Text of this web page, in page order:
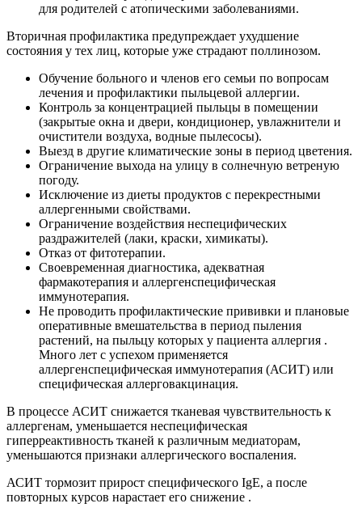
для родителей с атопическими заболеваниями.
Вторичная профилактика предупреждает ухудшение
состояния у тех лиц, которые уже страдают поллинозом.
Обучение больного и членов его семьи по вопросам
лечения и профилактики пыльцевой аллергии.
Контроль за концентрацией пыльцы в помещении
(закрытые окна и двери, кондиционер, увлажнители и
очистители воздуха, водные пылесосы).
Выезд в другие климатические зоны в период цветения.
Ограничение выхода на улицу в солнечную ветреную
погоду.
Исключение из диеты продуктов с перекрестными
аллергенными свойствами.
Ограничение воздействия неспецифических
раздражителей (лаки, краски, химикаты).
Отказ от фитотерапии.
Своевременная диагностика, адекватная
фармакотерапия и аллергенспецифическая
иммунотерапия.
Не проводить профилактические прививки и плановые
оперативные вмешательства в период пыления
растений, на пыльцу которых у пациента аллергия .
Много лет с успехом применяется
аллергенспецифическая иммунотерапия (АСИТ) или
специфическая аллерговакцинация.
В процессе АСИТ снижается тканевая чувствительность к
аллергенам, уменьшается неспецифическая
гиперреактивность тканей к различным медиаторам,
уменьшаются признаки аллергического воспаления.
АСИТ тормозит прирост специфического IgE, а после
повторных курсов нарастает его снижение .